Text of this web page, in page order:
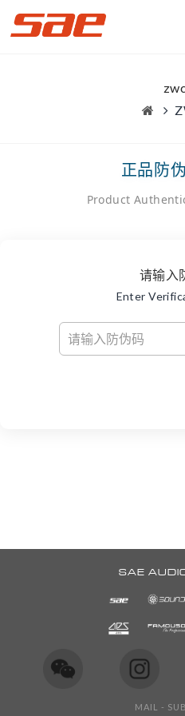
正品防
Product
请输入
Enter
SAE
MAIL -